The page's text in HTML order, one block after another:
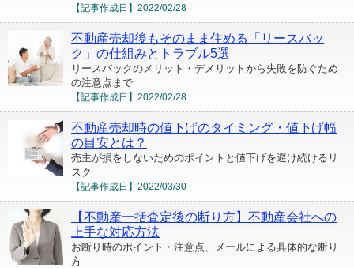
【記事作成日】 2022/02/28
不動産売却後もそのまま住める「リースバッ
ク」の仕組みとトラブル5選
リースバックのメリット・デメリットから失敗を防ぐため
の注意点まで
【記事作成日】 2022/02/28
不動産売却時の値下げのタイミング・値下げ幅
の目安とは？
売主が損をしないためのポイントと値下げを避け続けるリ
スク
【記事作成日】 2022/03/30
【不動産一括査定後の断り方】不動産会社への
上手な対応方法
お断り時のポイント・注意点、メールによる具体的な断り
方